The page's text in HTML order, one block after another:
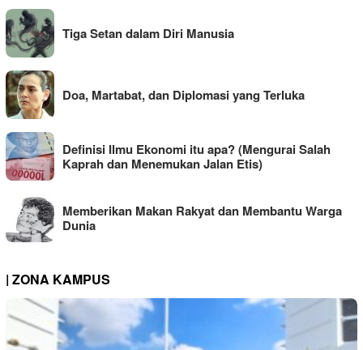
Tiga Setan dalam Diri Manusia
Doa, Martabat, dan Diplomasi yang Terluka
Definisi Ilmu Ekonomi itu apa? (Mengurai Salah
Kaprah dan Menemukan Jalan Etis)
Memberikan Makan Rakyat dan Membantu Warga
Dunia
| ZONA KAMPUS